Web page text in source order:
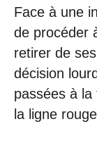
Face à une
de procéder
retirer de
décision
passées à la
la ligne